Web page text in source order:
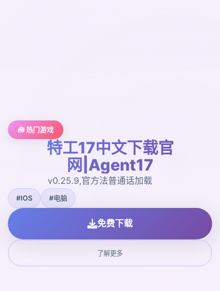
🧰 热门游戏
特工17中文下载官
网|Agent17
v0.25.9,官方法普通话加载
#IOS #电脑
免费下载
了解更多